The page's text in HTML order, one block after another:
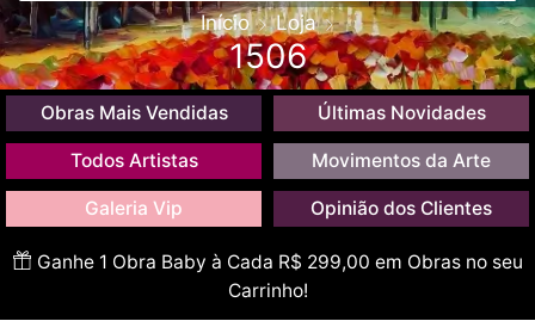
Início Loja
1506
Obras Mais Vendidas Últimas Novidades
Todos Artistas Movimentos da Arte
Galeria Vip Opinião dos Clientes
Ganhe 1 Obra Baby à Cada R$ 299,00 em Obras no seu
Carrinho!